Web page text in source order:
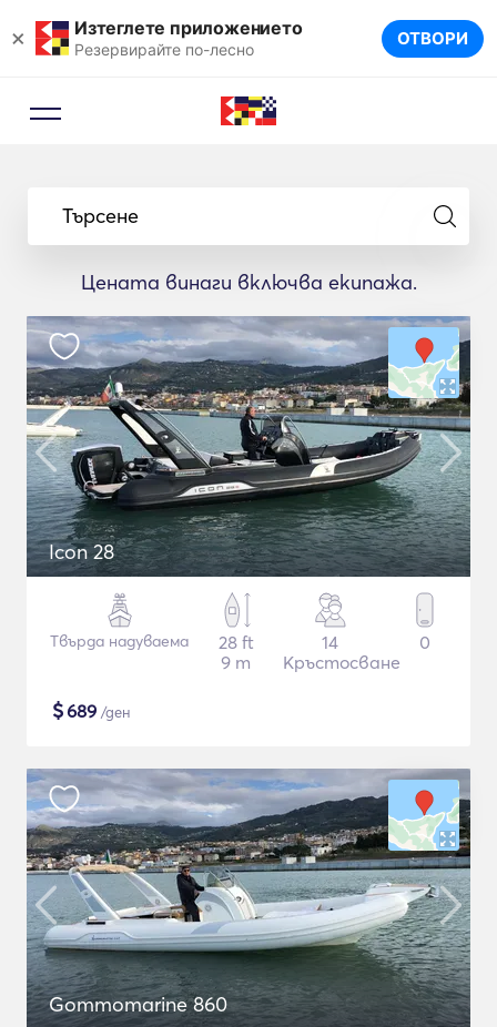
× Изтеглете приложението
Резервирайте по-лесно ОТВОРИ
Търсене
Цената винаги включва екипажа.
Icon 28
Твърда надуваема
28 ft
9 m
14
Кръстосване
0
$689 /ден
Gommomarine 860